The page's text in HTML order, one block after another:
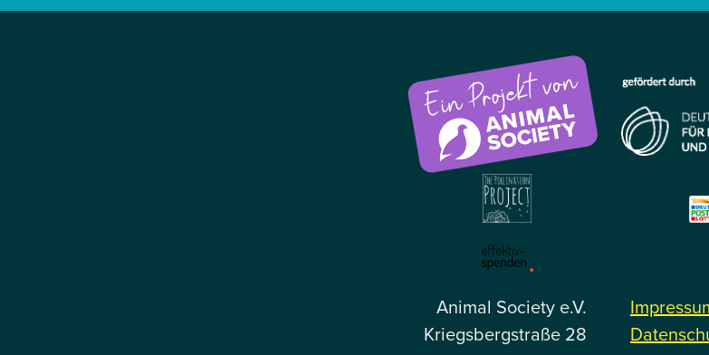
Animal Society e.V.
Kriegsbergstraße 28